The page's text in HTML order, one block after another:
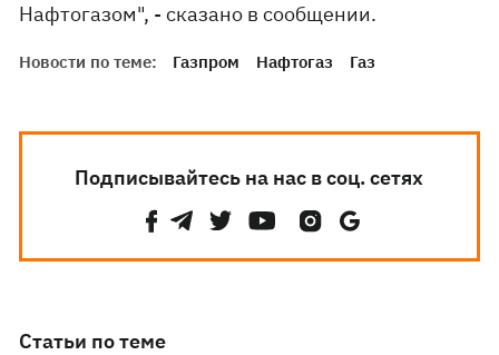
Нафтогазом", - сказано в сообщении.
Новости по теме: Газпром Нафтогаз Газ
Подписывайтесь на нас в соц. сетях
Статьи по теме